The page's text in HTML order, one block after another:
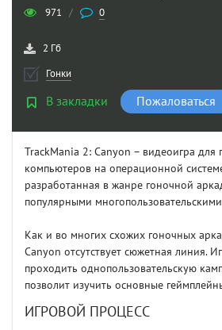
971 / 0
2 Гб
Гонки
В закладки Пожаловаться
TrackMania 2: Canyon – видеоигра для
компьютеров на операционной
разработанная в жанре гоночной
популярными
Как и во многих схожих гоночных
Canyon отсутствует сюжетная линия.
проходить однопользовательскую
позволит изучить основные
ИГРОВОЙ ПРОЦЕСС